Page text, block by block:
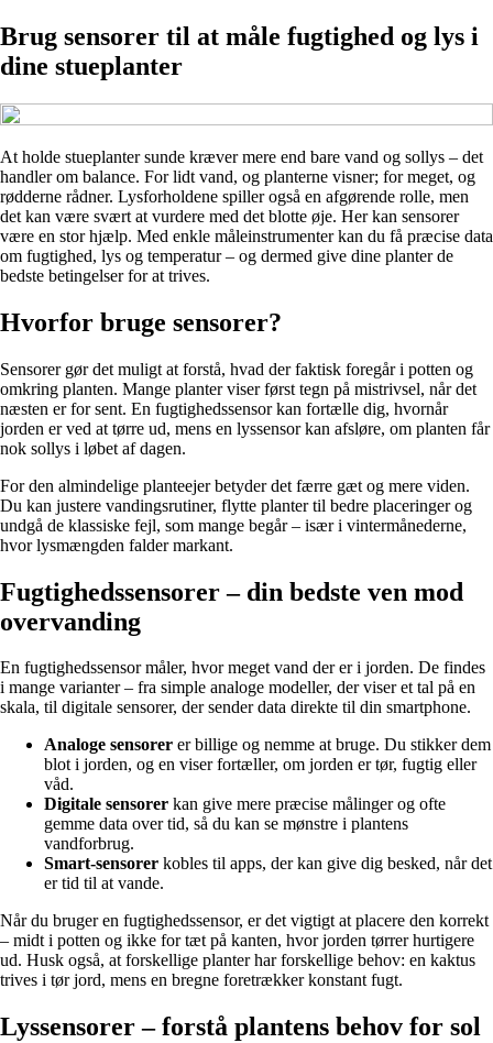
Brug sensorer til at måle fugtighed og lys i
dine stueplanter
At holde stueplanter sunde kræver mere end bare vand og sollys – det
handler om balance. For lidt vand, og planterne visner; for meget, og
rødderne rådner. Lysforholdene spiller også en afgørende rolle, men
det kan være svært at vurdere med det blotte øje. Her kan sensorer
være en stor hjælp. Med enkle måleinstrumenter kan du få præcise data
om fugtighed, lys og temperatur – og dermed give dine planter de
bedste betingelser for at trives.
Hvorfor bruge sensorer?
Sensorer gør det muligt at forstå, hvad der faktisk foregår i potten og
omkring planten. Mange planter viser først tegn på mistrivsel, når det
næsten er for sent. En fugtighedssensor kan fortælle dig, hvornår
jorden er ved at tørre ud, mens en lyssensor kan afsløre, om planten får
nok sollys i løbet af dagen.
For den almindelige planteejer betyder det færre gæt og mere viden.
Du kan justere vandingsrutiner, flytte planter til bedre placeringer og
undgå de klassiske fejl, som mange begår – især i vintermånederne,
hvor lysmængden falder markant.
Fugtighedssensorer – din bedste ven mod
overvanding
En fugtighedssensor måler, hvor meget vand der er i jorden. De findes
i mange varianter – fra simple analoge modeller, der viser et tal på en
skala, til digitale sensorer, der sender data direkte til din smartphone.
Analoge sensorer er billige og nemme at bruge. Du stikker dem
blot i jorden, og en viser fortæller, om jorden er tør, fugtig eller
våd.
Digitale sensorer kan give mere præcise målinger og ofte
gemme data over tid, så du kan se mønstre i plantens
vandforbrug.
Smart-sensorer kobles til apps, der kan give dig besked, når det
er tid til at vande.
Når du bruger en fugtighedssensor, er det vigtigt at placere den korrekt
– midt i potten og ikke for tæt på kanten, hvor jorden tørrer hurtigere
ud. Husk også, at forskellige planter har forskellige behov: en kaktus
trives i tør jord, mens en bregne foretrækker konstant fugt.
Lyssensorer – forstå plantens behov for sol